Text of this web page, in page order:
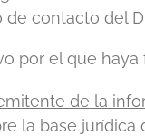
contacto del
por el que
de la
la base